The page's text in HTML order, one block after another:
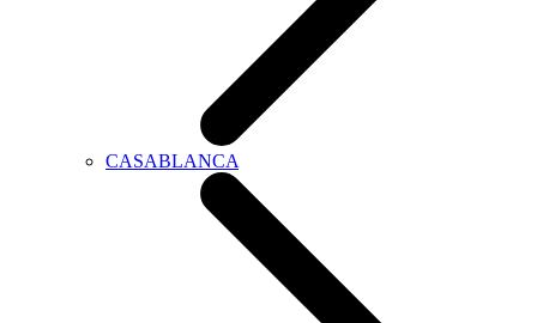
CASABLANCA